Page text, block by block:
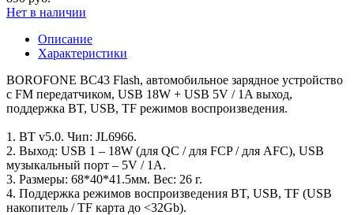
Нет в наличии
Описание
Характеристики
BOROFONE BC43 Flash, автомобильное зарядное устройство
с FM передатчиком, USB 18W + USB 5V / 1A выход,
поддержка BT, USB, TF режимов воспроизведения.
1. BT v5.0. Чип: JL6966.
2. Выход: USB 1 – 18W (для QC / для FCP / для AFC), USB
музыкальный порт – 5V / 1A.
3. Размеры: 68*40*41.5мм. Вес: 26 г.
4. Поддержка режимов воспроизведения BT, USB, TF (USB
накопитель / TF карта до <32Gb).